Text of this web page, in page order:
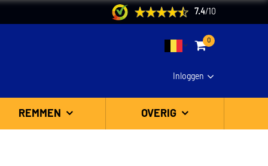
7.4/ 10
0
Inloggen
REMMEN OVERIG